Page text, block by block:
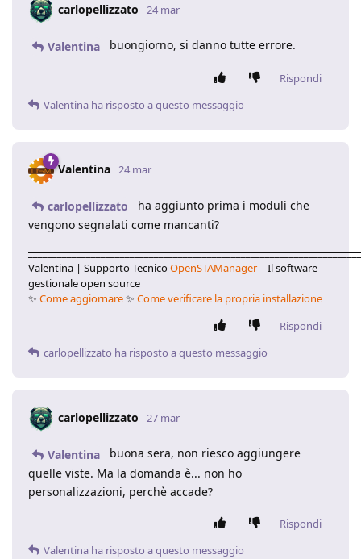
carlopellizzato 24 mar
Valentina buongiorno, si danno tutte errore.
Rispondi
Valentina ha risposto a questo messaggio
Valentina 24 mar
carlopellizzato
ha aggiunto prima i moduli che
vengono segnalati come mancanti?
Valentina | Supporto TecnicoOpenSTAManager– Il software
gestionale open source
✨ Come aggiornare✨ Come verificare la propria installazione
Rispondi
carlopellizzato ha risposto a questo messaggio
carlopellizzato 27 mar
Valentina
buona sera, non riesco aggiungere
quelle viste. Ma la domanda è... non ho
personalizzazioni, perchè accade?
Rispondi
Valentina ha risposto a questo messaggio